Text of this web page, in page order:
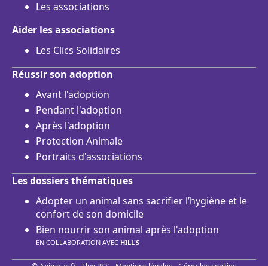
Les associations
Aider les associations
Les Clics Solidaires
Réussir son adoption
Avant l'adoption
Pendant l'adoption
Après l'adoption
Protection Animale
Portraits d'associations
Les dossiers thématiques
Adopter un animal sans sacrifier l’hygiène et le
confort de son domicile
Bien nourrir son animal après l'adoption
EN COLLABORATION AVEC HILL'S